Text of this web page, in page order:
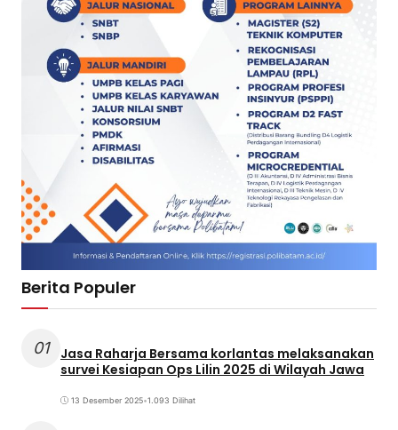
Berita Populer
01
Jasa Raharja Bersama korlantas melaksanakan
survei Kesiapan Ops Lilin 2025 di Wilayah Jawa
13 Desember 2025•1.093 Dilihat